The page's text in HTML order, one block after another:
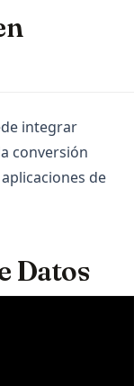
integrar
conversión
de
Datos